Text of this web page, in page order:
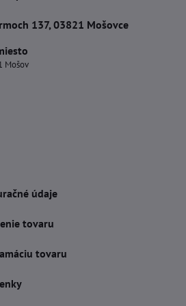
137, 03821 Mošovce
Mošov
údaje
tovaru
tovaru